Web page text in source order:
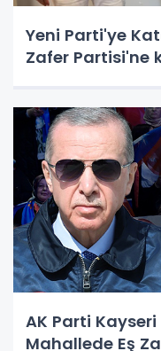
Yeni Parti'ye
Zafer Partisi'ne
AK Parti Kayseri
Mahallede Eş